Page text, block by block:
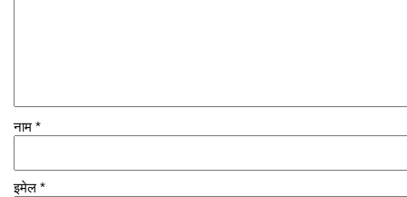
नाम *
इमेल *